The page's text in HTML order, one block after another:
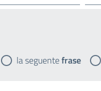
la seguentefrase